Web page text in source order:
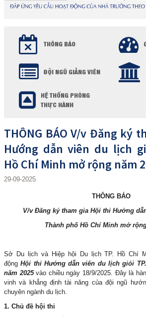
THÔNG BÁO
ĐỘI NGŨ GIẢNG VIÊN
HỆ THỐNG PHÒNG
THỰC HÀNH
THÔNG BÁO V/v Đăng ký
Hướng dẫn viên du lịch
Hồ Chí Minh mở rộng năm
29-09-2025
THÔNG BÁO
V/v Đăng ký tham gia Hội thi Hướng
Thành phố Hồ Chí Minh mở
Sở Du lịch và Hiệp hội Du lịch TP. Hồ Chí
độngHội thi Hướng dẫn viên du lịch giỏi
năm 2025vào chiều ngày 18/9/2025. Đây là
vinh và khẳng định tài năng của đội ngũ
chuyên ngành du lịch.
1. Chủ đề hội thi